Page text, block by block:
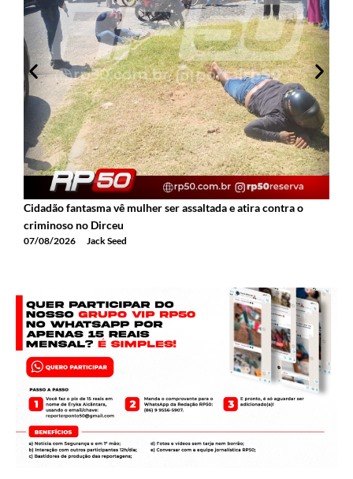
Cidadão fantasma vê mulher ser assaltada e atira contra o
criminoso no Dirceu
07/08/2026 Jack Seed